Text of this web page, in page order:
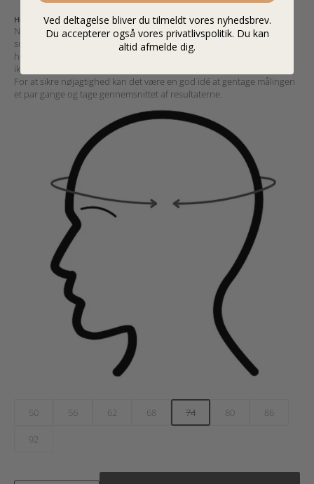
Hovedmål
Når du måler dit barns hovedomkreds, skal du bruge et målebånd,
som du placerer lige over øjenbrynene og måler rundt om
hovedet.
Sørg for, at målebåndet er vandret. Det skal sidde tæt, men
ikke stramt, for at opnå en præcis måling.
For at sikre nøjagtighed kan det være en god idé at gentage målingen
et par gange og tage gennemsnittet af resultaterne.
50 56 62 68 74 80 86
92
Ved deltagelse bliver du tilmeldt vores nyhedsbrev.
Du accepterer også vores privatlivspolitik. Du kan
altid afmelde dig.